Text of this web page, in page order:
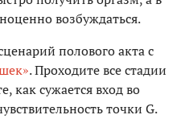
возбуждаться.
полового акта с
. Проходите все стадии
как сужается вход во
точки G.